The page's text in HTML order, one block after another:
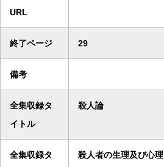
URL
終了ページ 29
備考
全集収録タ
イトル
殺人論
全集収録タ
殺人者の生理及び心理